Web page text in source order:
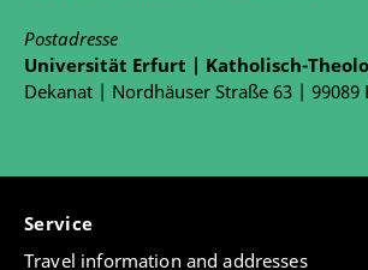
Postadresse
Universität Erfurt | Katholisch-
Dekanat | Nordhäuser Straße 63 | 99089
Service
Travel information and addresses